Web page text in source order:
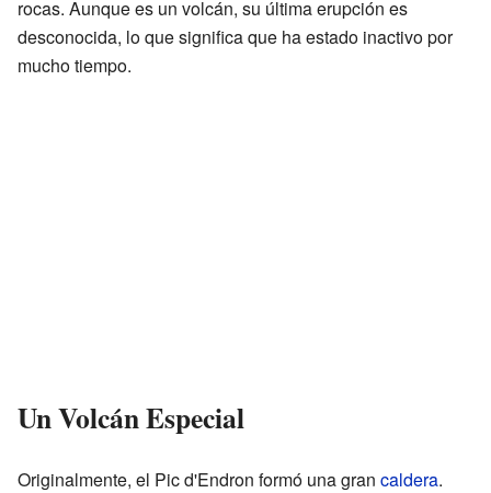
rocas. Aunque es un volcán, su última erupción es
desconocida, lo que significa que ha estado inactivo por
mucho tiempo.
Un Volcán Especial
Originalmente, el Pic d'Endron formó una gran caldera.